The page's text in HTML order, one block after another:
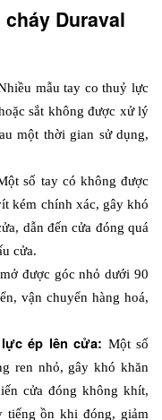
Duraval
mẫu tay co thuỷ lực
sắt không được xử lý
một thời gian sử dụng,
số tay có không được
kém chính xác, gây khó
dẫn đến cửa đóng quá
cửa.
được góc nhỏ dưới 90
vận chuyển hàng hoá,
ép lên cửa: Một số
ren nhỏ, gây khó khăn
cửa đóng không khít,
tiếng ồn khi đóng, giảm